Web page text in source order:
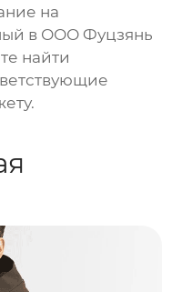
на
в ООО Фуцзянь
найти